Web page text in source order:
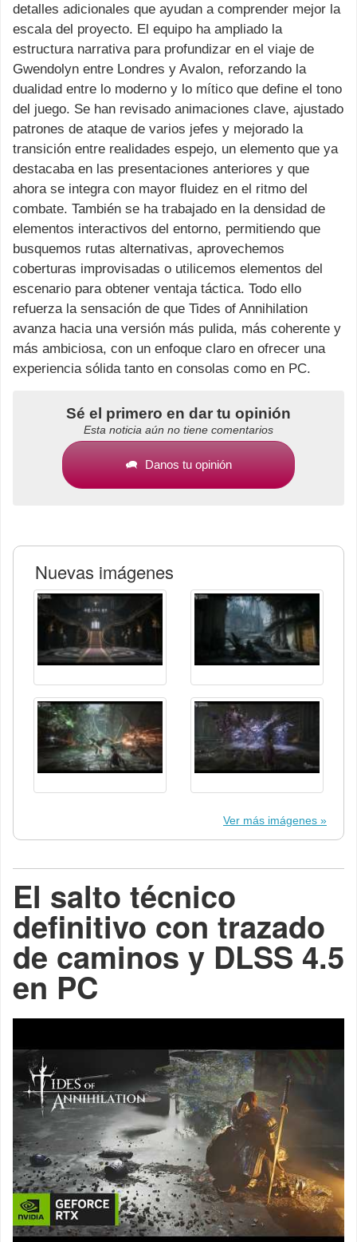
detalles adicionales que ayudan a comprender mejor la
escala del proyecto. El equipo ha ampliado la
estructura narrativa para profundizar en el viaje de
Gwendolyn entre Londres y Avalon, reforzando la
dualidad entre lo moderno y lo mítico que define el tono
del juego. Se han revisado animaciones clave, ajustado
patrones de ataque de varios jefes y mejorado la
transición entre realidades espejo, un elemento que ya
destacaba en las presentaciones anteriores y que
ahora se integra con mayor fluidez en el ritmo del
combate. También se ha trabajado en la densidad de
elementos interactivos del entorno, permitiendo que
busquemos rutas alternativas, aprovechemos
coberturas improvisadas o utilicemos elementos del
escenario para obtener ventaja táctica. Todo ello
refuerza la sensación de que Tides of Annihilation
avanza hacia una versión más pulida, más coherente y
más ambiciosa, con un enfoque claro en ofrecer una
experiencia sólida tanto en consolas como en PC.
Sé el primero en dar tu opinión
Esta noticia aún no tiene comentarios
Danos tu opinión
Nuevas imágenes
Ver más imágenes
El salto técnico
definitivo con trazado
de caminos y DLSS 4.5
en PC